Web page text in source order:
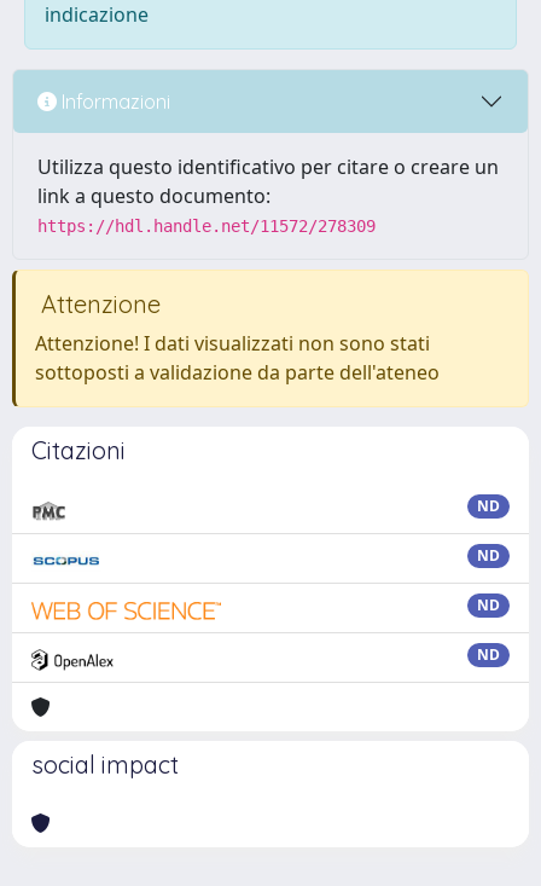
indicazione
Informazioni
Utilizza questo identificativo per citare o creare un
link a questo documento:
https://hdl.handle.net/11572/278309
Attenzione
Attenzione! I dati visualizzati non sono stati
sottoposti a validazione da parte dell'ateneo
Citazioni
ND
ND
ND
ND
social impact